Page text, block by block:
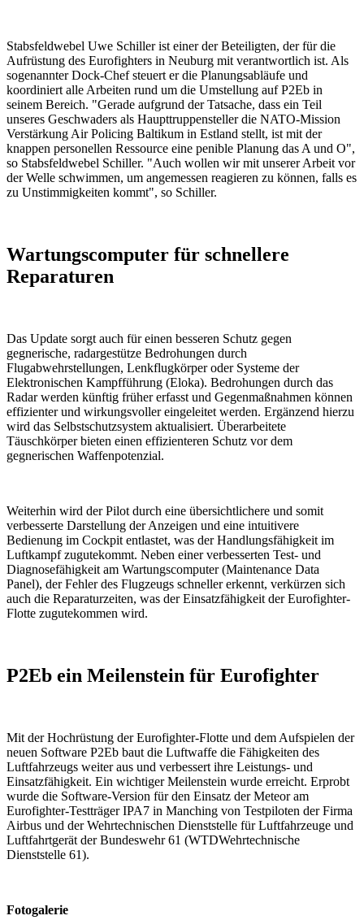
Stabsfeldwebel Uwe Schiller ist einer der Beteiligten, der für die
Aufrüstung des Eurofighters in Neuburg mit verantwortlich ist. Als
sogenannter Dock-Chef steuert er die Planungsabläufe und
koordiniert alle Arbeiten rund um die Umstellung auf P2Eb in
seinem Bereich. "Gerade aufgrund der Tatsache, dass ein Teil
unseres Geschwaders als Haupttruppensteller die NATO-Mission
Verstärkung Air Policing Baltikum in Estland stellt, ist mit der
knappen personellen Ressource eine penible Planung das A und O",
so Stabsfeldwebel Schiller. "Auch wollen wir mit unserer Arbeit vor
der Welle schwimmen, um angemessen reagieren zu können, falls es
zu Unstimmigkeiten kommt", so Schiller.
Wartungscomputer für schnellere
Reparaturen
Das Update sorgt auch für einen besseren Schutz gegen
gegnerische, radargestütze Bedrohungen durch
Flugabwehrstellungen, Lenkflugkörper oder Systeme der
Elektronischen Kampfführung (Eloka). Bedrohungen durch das
Radar werden künftig früher erfasst und Gegenmaßnahmen können
effizienter und wirkungsvoller eingeleitet werden. Ergänzend hierzu
wird das Selbstschutzsystem aktualisiert. Überarbeitete
Täuschkörper bieten einen effizienteren Schutz vor dem
gegnerischen Waffenpotenzial.
Weiterhin wird der Pilot durch eine übersichtlichere und somit
verbesserte Darstellung der Anzeigen und eine intuitivere
Bedienung im Cockpit entlastet, was der Handlungsfähigkeit im
Luftkampf zugutekommt. Neben einer verbesserten Test- und
Diagnosefähigkeit am Wartungscomputer (Maintenance Data
Panel), der Fehler des Flugzeugs schneller erkennt, verkürzen sich
auch die Reparaturzeiten, was der Einsatzfähigkeit der Eurofighter-
Flotte zugutekommen wird.
P2Eb ein Meilenstein für Eurofighter
Mit der Hochrüstung der Eurofighter-Flotte und dem Aufspielen der
neuen Software P2Eb baut die Luftwaffe die Fähigkeiten des
Luftfahrzeugs weiter aus und verbessert ihre Leistungs- und
Einsatzfähigkeit. Ein wichtiger Meilenstein wurde erreicht. Erprobt
wurde die Software-Version für den Einsatz der Meteor am
Eurofighter-Testträger IPA7 in Manching von Testpiloten der Firma
Airbus und der Wehrtechnischen Dienststelle für Luftfahrzeuge und
Luftfahrtgerät der Bundeswehr 61 (WTDWehrtechnische
Dienststelle 61).
Fotogalerie